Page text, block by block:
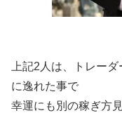
上記2人は、トレー
に逸れた事で
幸運にも別の稼ぎ方